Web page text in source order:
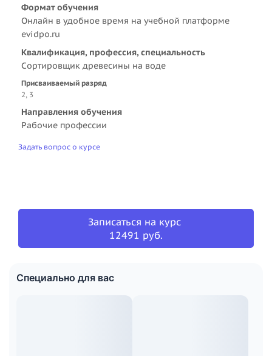
Формат обучения
Онлайн в удобное время на учебной платформе
evidpo.ru
Квалификация, профессия, специальность
Сортировщик древесины на воде
Присваиваемый разряд
2, 3
Направления обучения
Рабочие профессии
Задать вопрос о курсе
Записаться на курс
12491 руб.
Специально для вас